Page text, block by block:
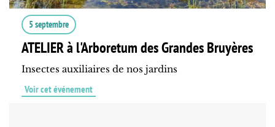
5 septembre
ATELIER à l'Arboretum des Grandes Bruyères
Insectes auxiliaires de nos jardins
Voir cet événement